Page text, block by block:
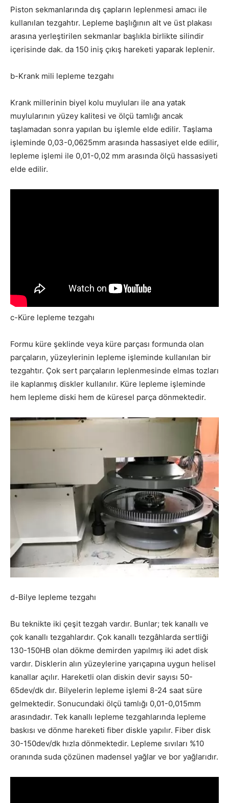
Piston sekmanlarında dış çapların leplenmesi amacı ile
kullanılan tezgahtır. Lepleme başlığının alt ve üst plakası
arasına yerleştirilen sekmanlar başlıkla birlikte silindir
içerisinde dak. da 150 iniş çıkış hareketi yaparak leplenir.
b-Krank mili lepleme tezgahı
Krank millerinin biyel kolu muyluları ile ana yatak
muylularının yüzey kalitesi ve ölçü tamlığı ancak
taşlamadan sonra yapılan bu işlemle elde edilir. Taşlama
işleminde 0,03-0,0625mm arasında hassasiyet elde edilir,
lepleme işlemi ile 0,01-0,02 mm arasında ölçü hassasiyeti
elde edilir.
c-Küre lepleme tezgahı
Formu küre şeklinde veya küre parçası formunda olan
parçaların, yüzeylerinin lepleme işleminde kullanılan bir
tezgahtır. Çok sert parçaların leplenmesinde elmas tozları
ile kaplanmış diskler kullanılır. Küre lepleme işleminde
hem lepleme diski hem de küresel parça dönmektedir.
d-Bilye lepleme tezgahı
Bu teknikte iki çeşit tezgah vardır. Bunlar; tek kanallı ve
çok kanallı tezgahlardır. Çok kanallı tezgâhlarda sertliği
130-150HB olan dökme demirden yapılmış iki adet disk
vardır. Disklerin alın yüzeylerine yarıçapına uygun helisel
kanallar açılır. Hareketli olan diskin devir sayısı 50-
65dev/dk dır. Bilyelerin lepleme işlemi 8-24 saat süre
gelmektedir. Sonucundaki ölçü tamlığı 0,01-0,015mm
arasındadır. Tek kanallı lepleme tezgahlarında lepleme
baskısı ve dönme hareketi fiber diskle yapılır. Fiber disk
30-150dev/dk hızla dönmektedir. Lepleme sıvıları %10
oranında suda çözünen madensel yağlar ve bor yağlarıdır.